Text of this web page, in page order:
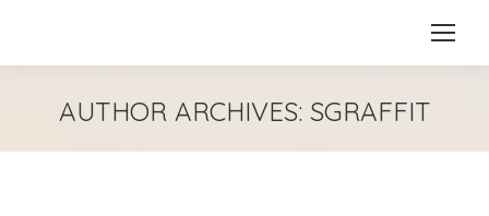
AUTHOR ARCHIVES: SGRAFFIT